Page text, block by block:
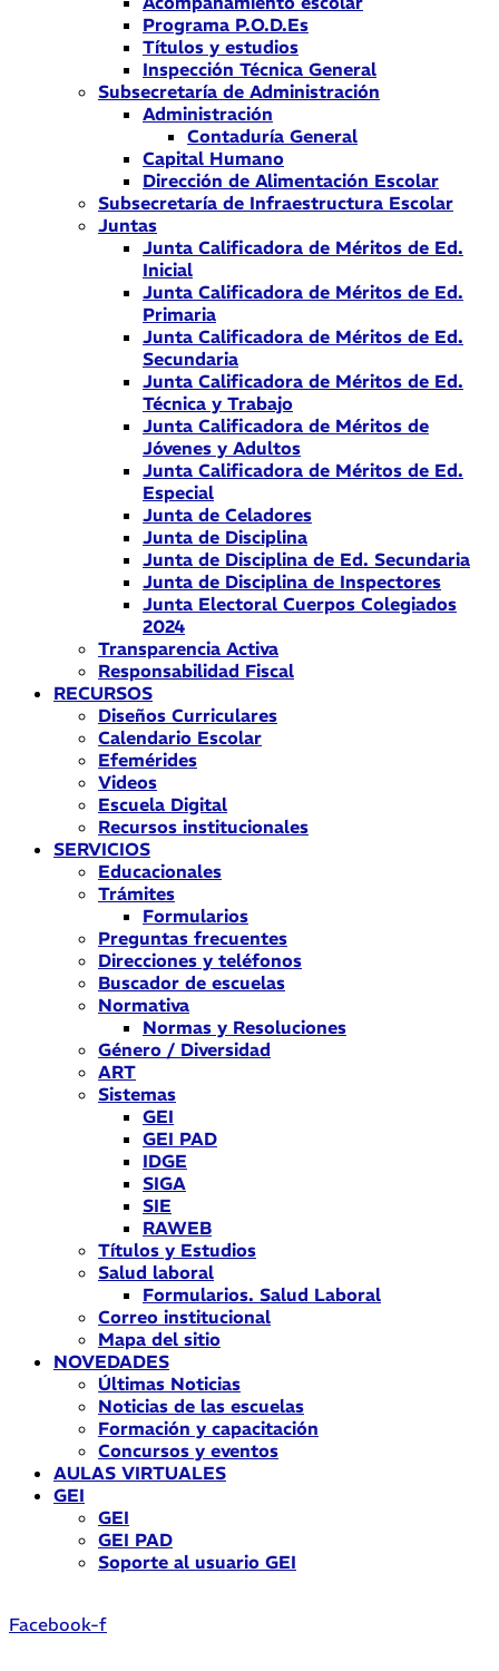
Programa P.O.D.Es
Títulos y estudios
Inspección Técnica General
Subsecretaría de Administración
Administración
Contaduría General
Capital Humano
Dirección de Alimentación Escolar
Subsecretaría de Infraestructura Escolar
Juntas
Junta Calificadora de Méritos de Ed.
Inicial
Junta Calificadora de Méritos de Ed.
Primaria
Junta Calificadora de Méritos de Ed.
Secundaria
Junta Calificadora de Méritos de Ed.
Técnica y Trabajo
Junta Calificadora de Méritos de
Jóvenes y Adultos
Junta Calificadora de Méritos de Ed.
Especial
Junta de Celadores
Junta de Disciplina
Junta de Disciplina de Ed. Secundaria
Junta de Disciplina de Inspectores
Junta Electoral Cuerpos Colegiados
2024
Transparencia Activa
Responsabilidad Fiscal
RECURSOS
Diseños Curriculares
Calendario Escolar
Efemérides
Videos
Escuela Digital
Recursos institucionales
SERVICIOS
Educacionales
Trámites
Formularios
Preguntas frecuentes
Direcciones y teléfonos
Buscador de escuelas
Normativa
Normas y Resoluciones
Género / Diversidad
ART
Sistemas
GEI
GEI PAD
IDGE
SIGA
SIE
RAWEB
Títulos y Estudios
Salud laboral
Formularios. Salud Laboral
Correo institucional
Mapa del sitio
NOVEDADES
Últimas Noticias
Noticias de las escuelas
Formación y capacitación
Concursos y eventos
AULAS VIRTUALES
GEI
GEI
GEI PAD
Soporte al usuario GEI
Facebook-f